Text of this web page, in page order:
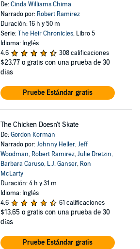
De:Cinda Williams Chima
Narrado por: Robert Ramirez
Duración: 16 h y 50 m
Serie:The Heir Chronicles, Libro 5
Idioma: Inglés
4.6
308 calificaciones
$23.77 o gratis con una prueba de 30
días
Pruebe Estándar gratis
The Chicken Doesn't Skate
De:Gordon Korman
Narrado por:Johnny Heller,Jeff
Woodman, Robert Ramirez,Julie Dretzin,
Barbara Caruso, L.J. Ganser, Ron
McLarty
Duración: 4 h y 31 m
Idioma: Inglés
4.6
61 calificaciones
$13.65 o gratis con una prueba de 30
días
Pruebe Estándar gratis